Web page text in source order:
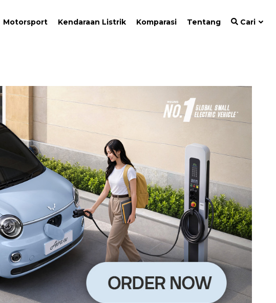
Motorsport Kendaraan Listrik Komparasi Tentang Cari